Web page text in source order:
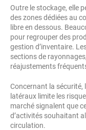
Outre le stockage, elle
des zones dédiées au
libre en dessous.
pour regrouper des
gestion d’inventaire.
sections de
réajustements
Concernant la sécurité,
latéraux limite les
marché signalent que
d’activités souhaitant
circulation.